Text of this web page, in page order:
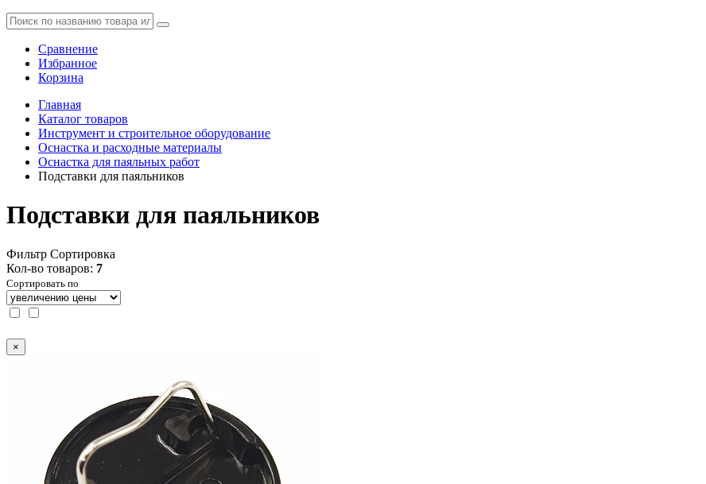
Сравнение
Избранное
Корзина
Главная
Каталог товаров
Инструмент и строительное оборудование
Оснастка и расходные материалы
Оснастка для паяльных работ
Подставки для паяльников
Подставки для паяльников
Фильтр Сортировка
Кол-во товаров: 7
Сортировать по
×